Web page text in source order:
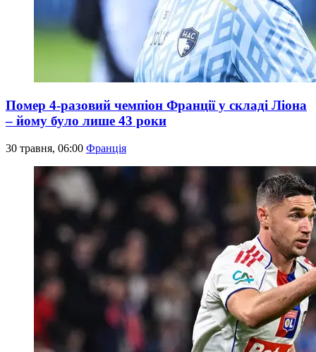
Помер 4-разовий чемпіон Франції у складі Ліона
– йому було лише 43 роки
30 травня, 06:00 Франція